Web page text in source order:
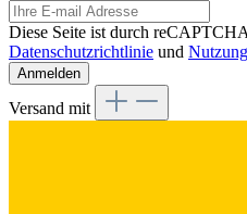
Diese Seite ist durch
Datenschutzrichtlinie und
Anmelden
Versand mit